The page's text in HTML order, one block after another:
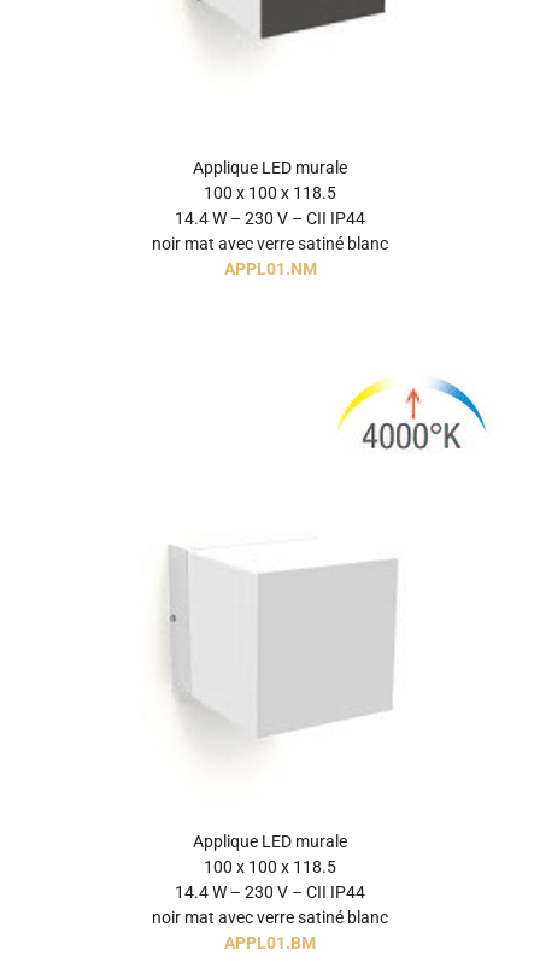
Applique LED murale
100 x 100 x 118.5
14.4 W – 230 V – CII IP44
noir mat avec verre satiné blanc
APPL01.NM
Applique LED murale
100 x 100 x 118.5
14.4 W – 230 V – CII IP44
noir mat avec verre satiné blanc
APPL01.BM